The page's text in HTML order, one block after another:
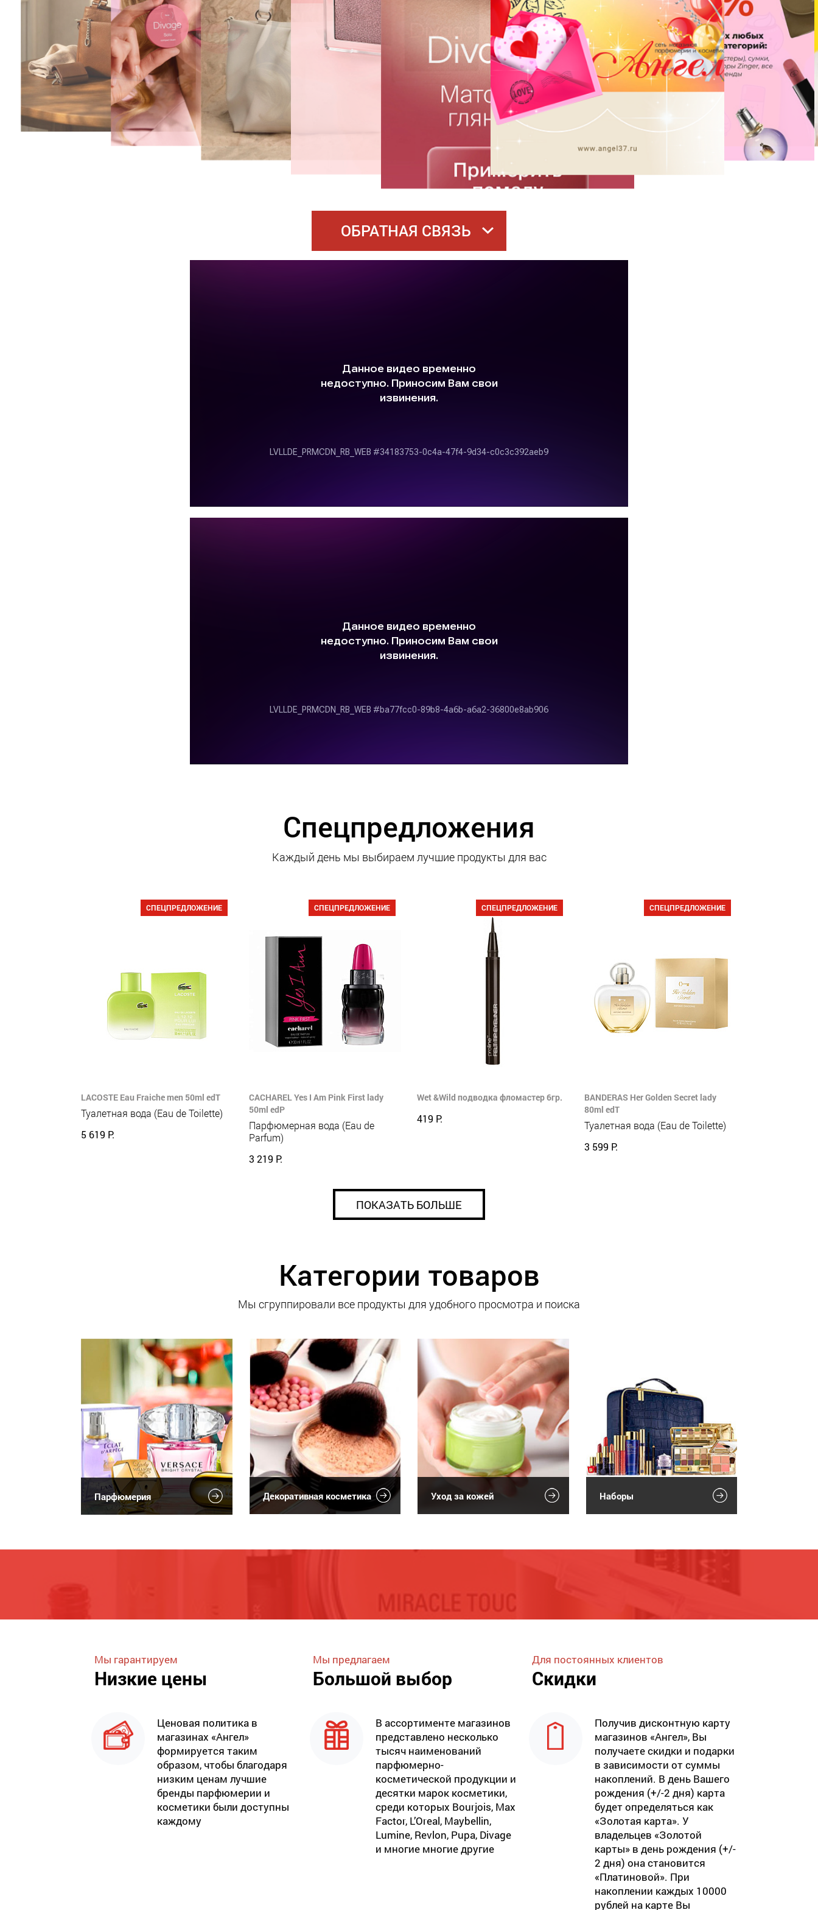
ОБРАТНАЯ СВЯЗЬ
Спецпредложения
Каждый день мы выбираем лучшие продукты для вас
СПЕЦПРЕДЛОЖЕНИЕ
LACOSTE Eau Fraiche men 50ml edT
Туалетная вода (Eau de Toilette)
5 619 Р.
СПЕЦПРЕДЛОЖЕНИЕ
CACHAREL Yes I Am Pink First lady
50ml edP
Парфюмерная вода (Eau de
Parfum)
3 219 Р.
СПЕЦПРЕДЛОЖЕНИЕ
Wet &Wild подводка фломастер 6гр.
419 Р.
СПЕЦПРЕДЛОЖЕНИЕ
BANDERAS Her Golden Secret lady
80ml edT
Туалетная вода (Eau de Toilette)
3 599 Р.
ПОКАЗАТЬ БОЛЬШЕ
Категории товаров
Мы сгруппировали все продукты для удобного просмотра и поиска
Парфюмерия Декоративная косметика Уход за кожей Наборы
Мы гарантируем
Низкие цены
Ценовая политика в
магазинах «Ангел»
формируется таким
образом, чтобы благодаря
низким ценам лучшие
бренды парфюмерии и
косметики были доступны
каждому
Мы предлагаем
Большой выбор
В ассортименте магазинов
представлено несколько
тысяч наименований
парфюмерно-
косметической продукции и
десятки марок косметики,
среди которых Bourjois, Max
Factor, L’Oreal, Maybellin,
Lumine, Revlon, Pupa, Divage
и многие многие другие
Для постоянных клиентов
Скидки
Получив дисконтную карту
магазинов «Ангел», Вы
получаете скидки и подарки
в зависимости от суммы
накоплений. В день Вашего
рождения (+/-2 дня) карта
будет определяться как
«Золотая карта». У
владельцев «Золотой
карты» в день рождения (+/-
2 дня) она становится
«Платиновой». При
накоплении каждых 10000
рублей на карте Вы